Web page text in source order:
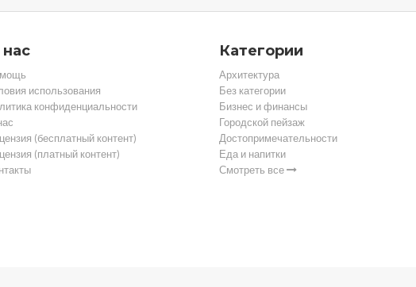
использования
конфиденциальности
(бесплатный контент)
(платный контент)
Категории
Архитектура
Без категории
Бизнес и финансы
Городской пейзаж
Достопримечательности
Еда и напитки
Смотреть все